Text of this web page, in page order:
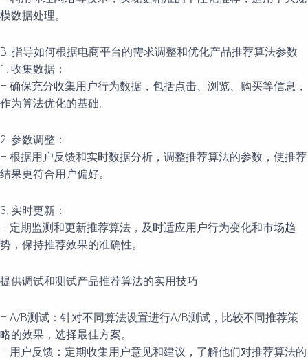
模数据处理。
B. 指导如何根据电商平台的需求调整和优化产品推荐算法参数
1. 收集数据：
– 确保充分收集用户行为数据，包括点击、浏览、购买等信息，
作为算法优化的基础。
2. 参数调整：
– 根据用户反馈和实时数据分析，调整推荐算法的参数，使推荐
结果更符合用户偏好。
3. 实时更新：
– 定期监测和更新推荐算法，及时适应用户行为变化和市场趋
势，保持推荐效果的准确性。
提供调试和测试产品推荐算法的实用技巧
– A/B测试：针对不同算法设置进行A/B测试，比较不同推荐策
略的效果，选择最佳方案。
– 用户反馈：定期收集用户意见和建议，了解他们对推荐算法的